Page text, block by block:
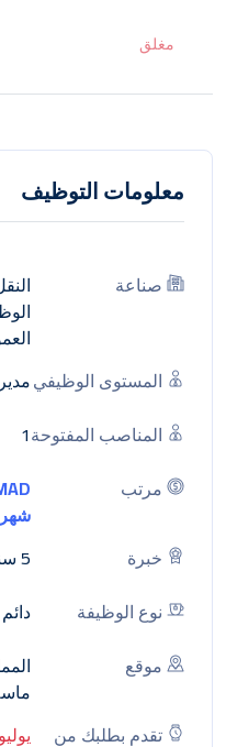
مغلق
معلومات التوظيف
صناعة
المستوى الوظيفي
المناصب المفتوحة1
مرتب
خبرة
5 سنوات
نوع الوظيفة
دائم
موقع
تقدم بطلبك من
يوليو 22,